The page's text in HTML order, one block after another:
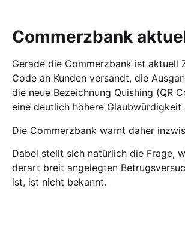
Commerzbank
Gerade die Commerzbank ist aktuell
Code an Kunden versandt, die
die neue Bezeichnung Quishing (QR
eine deutlich höhere
Die Commerzbank warnt daher
Dabei stellt sich natürlich die Frage,
derart breit angelegten
ist, ist nicht bekannt.